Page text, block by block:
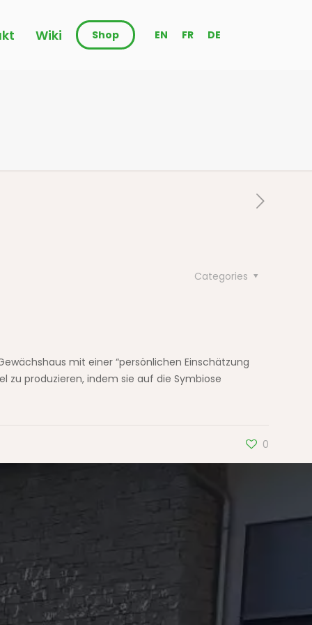
Wiki Shop EN FR DE
Categories
mit einer “persönlichen Einschätzung
zu produzieren, indem sie auf die Symbiose
0